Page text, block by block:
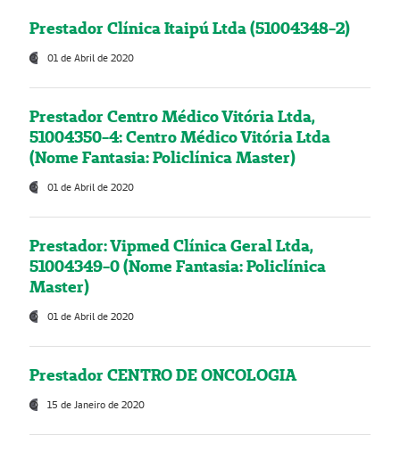
Prestador Clínica Itaipú Ltda (51004348-2)
01 de Abril de 2020
Prestador Centro Médico Vitória Ltda,
51004350-4: Centro Médico Vitória Ltda
(Nome Fantasia: Policlínica Master)
01 de Abril de 2020
Prestador: Vipmed Clínica Geral Ltda,
51004349-0 (Nome Fantasia: Policlínica
Master)
01 de Abril de 2020
Prestador CENTRO DE ONCOLOGIA
15 de Janeiro de 2020